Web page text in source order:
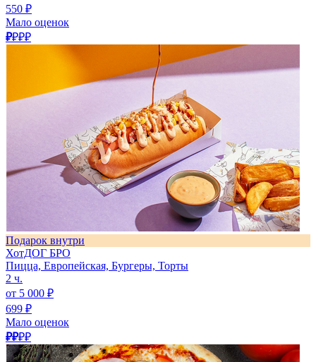
550 ₽
Мало оценок
₽₽₽₽
Подарок внутри
ХотДОГ БРО
Пицца, Европейская, Бургеры, Торты
2 ч.
от 5 000 ₽
699 ₽
Мало оценок
₽₽₽₽